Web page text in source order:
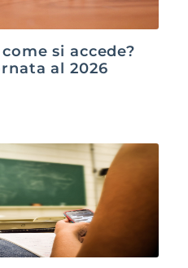
si accede?
al 2026